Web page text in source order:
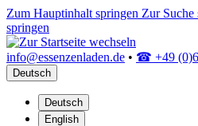
Zum Hauptinhalt springen Zur Suche
springen
info@essenzenladen.de • ☎ +49
Deutsch
Deutsch
English